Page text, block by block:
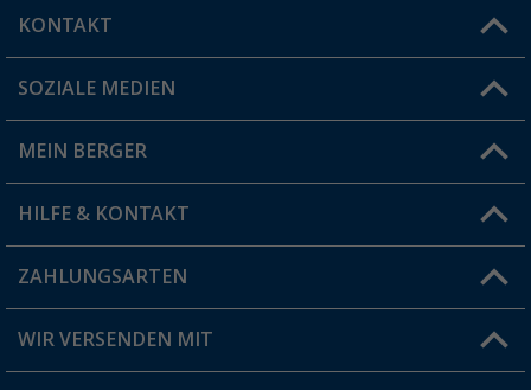
KONTAKT
Du hast eine Frage?
Filiale finden
SOZIALE MEDIEN
MEIN BERGER
Vorteilskarte
Blog
Jobs & Karriere
HILFE & KONTAKT
FAQ & Kontakt
Versandinformationen
ZAHLUNGSARTEN
WIR VERSENDEN MIT